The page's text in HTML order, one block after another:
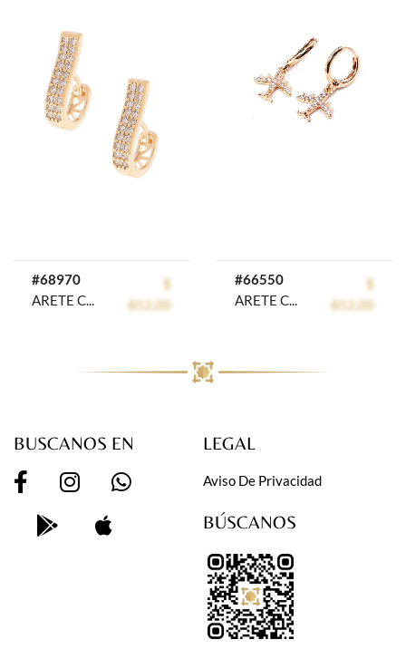
#68970
$
852.00
#66550
$
852.00
BUSCANOS EN LEGAL
Aviso De Privacidad
BÚSCANOS